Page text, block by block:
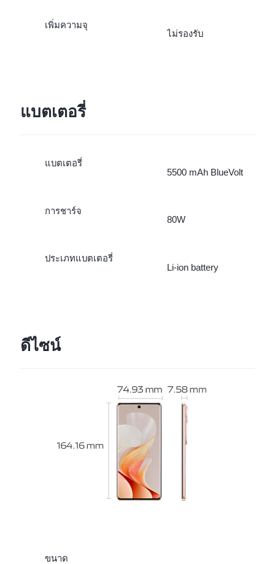
เพิ่มความจุ
ไม่รองรับ
แบตเตอรี่
แบตเตอรี่
5500 mAh BlueVolt
การชาร์จ
80W
ประเภทแบตเตอรี่
Li-ion battery
ดีไซน์
ขนาด